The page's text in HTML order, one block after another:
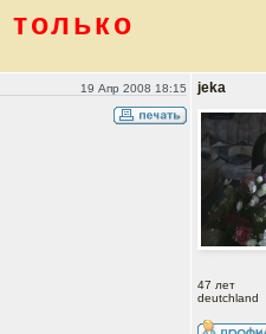
19 Апр 2008 18:15 jeka
47 лет
deutchland